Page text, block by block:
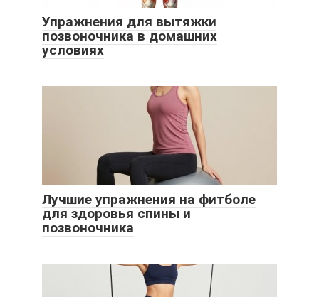
Упражнения для вытяжки
позвоночника в домашних
условиях
Лучшие упражнения на фитболе
для здоровья спины и
позвоночника